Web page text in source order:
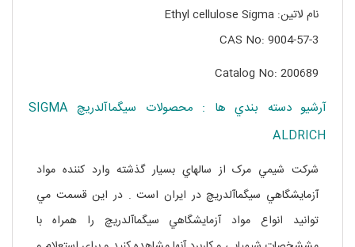
نام لاتین: Ethyl cellulose Sigma
CAS No: 9004-57-3
Catalog No: 200689
آرشيو دسته بندي ها : محصولات سيگماآلدريچ SIGMA
ALDRICH
شرکت شيمي مرک از سالهاي بسيار گذشته وارد کننده مواد
آزمايشگاهي سيگماآلدريچ در ايران است . در اين قسمت مي
توانيد انواع مواد آزمايشگاهي سيگماآلدريچ را همراه با